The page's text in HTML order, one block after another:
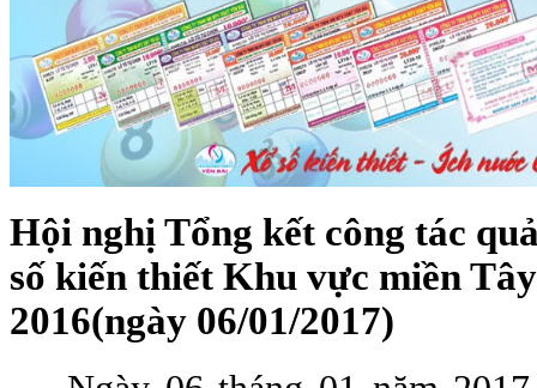
Hội nghị Tổng kết công tác
số kiến thiết Khu vực miền
2016(ngày 06/01/2017)